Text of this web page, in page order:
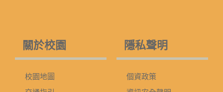
關於校園
校園地圖
隱私聲明
個資政策